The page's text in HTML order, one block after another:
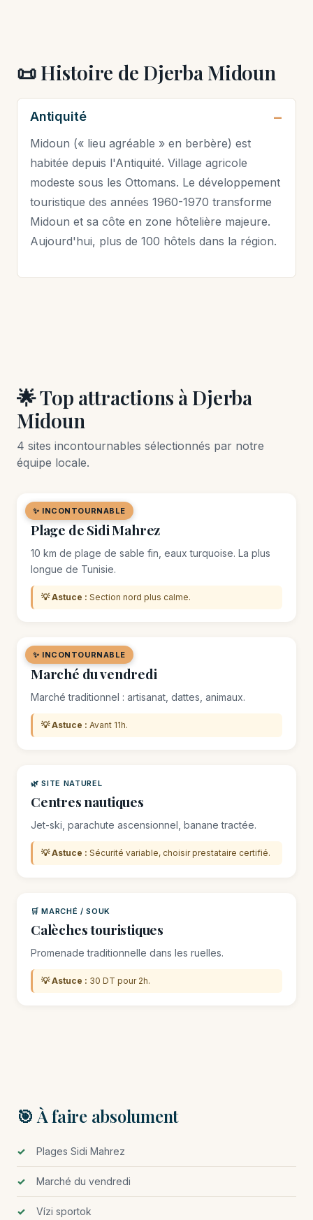
📜 Histoire de Djerba Midoun
Antiquité
Midoun (« lieu agréable » en berbère) est
habitée depuis l'Antiquité. Village agricole
modeste sous les Ottomans. Le développement
touristique des années 1960-1970 transforme
Midoun et sa côte en zone hôtelière majeure.
Aujourd'hui, plus de 100 hôtels dans la région.
🌟 Top attractions à Djerba
Midoun
4 sites incontournables sélectionnés par notre
équipe locale.
✨ INCONTOURNABLE
🏖️ PLAGE
Plage de Sidi Mahrez
10 km de plage de sable fin, eaux turquoise. La plus
longue de Tunisie.
💡 Astuce : Section nord plus calme.
✨ INCONTOURNABLE
🛒 MARCHÉ / SOUK
Marché du vendredi
Marché traditionnel : artisanat, dattes, animaux.
💡 Astuce : Avant 11h.
🌿 SITE NATUREL
Centres nautiques
Jet-ski, parachute ascensionnel, banane tractée.
💡 Astuce : Sécurité variable, choisir prestataire certifié.
🛒 MARCHÉ / SOUK
Calèches touristiques
Promenade traditionnelle dans les ruelles.
💡 Astuce : 30 DT pour 2h.
🎯 À faire absolument
Plages Sidi Mahrez
Marché du vendredi
Vízi sportok